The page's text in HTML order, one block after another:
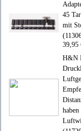
45
mit
39,95
H&N
haben